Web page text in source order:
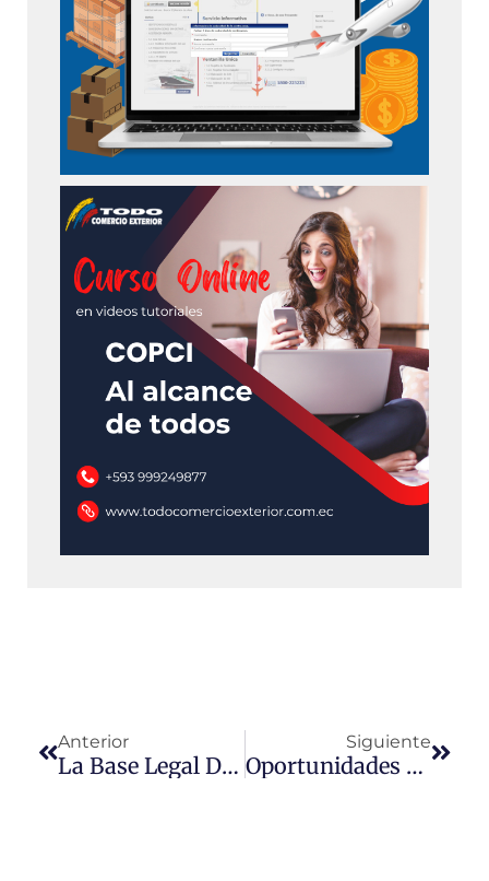
Anterior
La Base Legal Del Comercio Exterior En Ecuador: Regímenes De Importación Y Recomendaciones Clave
Siguiente
Oportunidades Y Desafíos Del Dropshipping En El Mercado Ecuatoriano